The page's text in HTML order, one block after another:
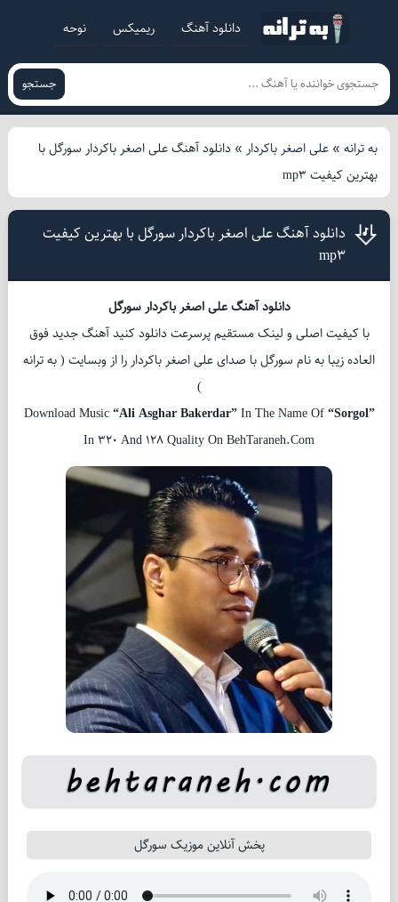
دانلود آهنگ ریمیکس نوحه
جستجو
به ترانه» علی اصغر باکردار» دانلود آهنگ علی اصغر باکردار سورگل با
بهترین کیفیت mp3
دانلود آهنگ علی اصغر باکردار سورگل با بهترین کیفیت
mp3
دانلود آهنگ علی اصغر باکردار سورگل
با کیفیت اصلی و لینک مستقیم پرسرعت دانلود کنید آهنگ جدید فوق
العاده زیبا به نام سورگل با صدای علی اصغر باکردار را از وبسایت ( به ترانه
)
Download Music“Ali Asghar Bakerdar”In The Name Of“Sorgol”
In 320 And 128 Quality On BehTaraneh.Com
پخش آنلاین موزیک سورگل